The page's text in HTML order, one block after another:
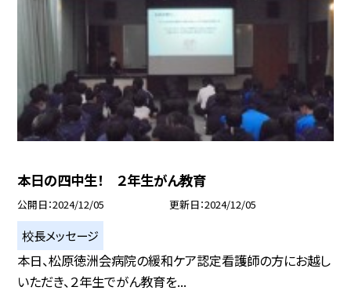
本日の四中生！ ２年生がん教育
公開日 2024/12/05 更新日 2024/12/05
校長メッセージ
本日、松原徳洲会病院の緩和ケア認定看護師の方にお越し
いただき、２年生でがん教育を...